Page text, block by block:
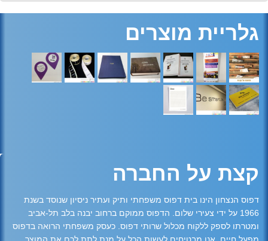
גלריית מוצרים
קצת על החברה
דפוס הנצחון הינו בית דפוס משפחתי ותיק ועתיר ניסיון שנוסד בשנת
1966 על ידי צעירי שלום. הדפוס ממוקם ברחוב יבנה בלב תל-אביב
ומטרתו לספק ללקוח מכלול שרותי דפוס. כעסק משפחתי הרואה בדפוס